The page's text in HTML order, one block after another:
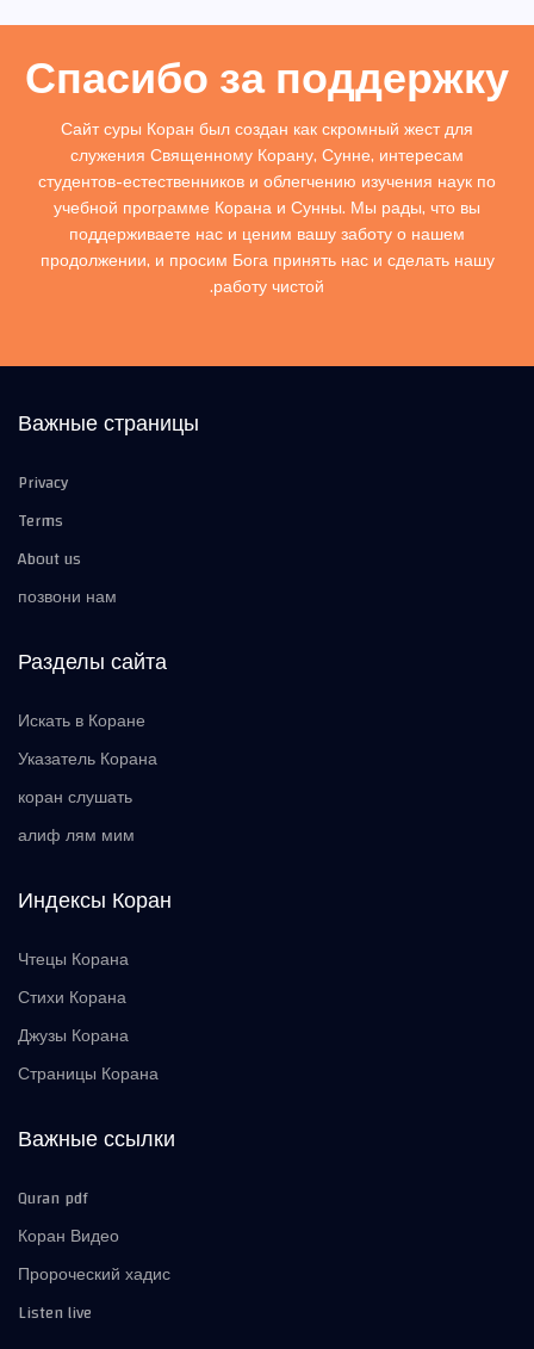
Спасибо за поддержку
Сайт суры Коран был создан как скромный жест для
служения Священному Корану, Сунне, интересам
студентов-естественников и облегчению изучения наук по
учебной программе Корана и Сунны. Мы рады, что вы
поддерживаете нас и ценим вашу заботу о нашем
продолжении, и просим Бога принять нас и сделать нашу
работу чистой.
Важные страницы
Privacy
Terms
About us
позвони нам
Разделы сайта
Искать в Коране
Указатель Корана
коран слушать
алиф лям мим
Индексы Коран
Чтецы Корана
Стихи Корана
Джузы Корана
Страницы Корана
Важные ссылки
Quran pdf
Коран Видео
Пророческий хадис
Listen live